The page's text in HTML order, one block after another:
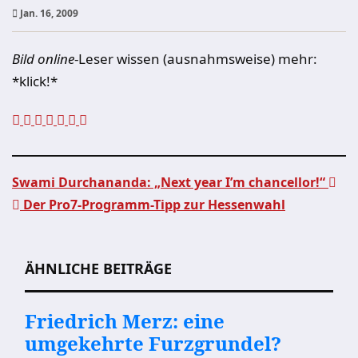
Jan. 16, 2009
Bild online-Leser wissen (ausnahmsweise) mehr:
*klick!*
Swami Durchananda: „Next year I’m chancellor!“
Der Pro7-Programm-Tipp zur Hessenwahl
ÄHNLICHE BEITRÄGE
Friedrich Merz: eine
umgekehrte Furzgrundel?